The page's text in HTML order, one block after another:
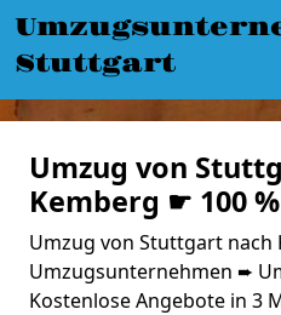
Stuttgart
Umzug von
Kemberg ☛ 100
Umzug von Stuttgart nach
Umzugsunternehmen ➨
Kostenlose Angebote in 3